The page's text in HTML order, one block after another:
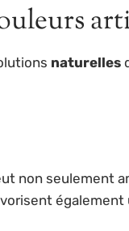
naturelles
non seulement